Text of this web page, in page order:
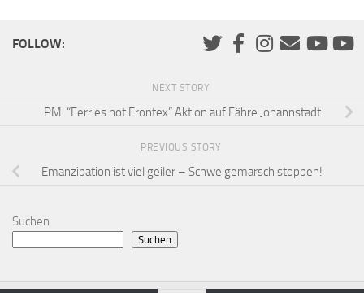
FOLLOW:
NEXT STORY
PM: “Ferries not Frontex” Aktion auf Fähre Johannstadt
PREVIOUS STORY
Emanzipation ist viel geiler – Schweigemarsch stoppen!
Suchen
Suchen